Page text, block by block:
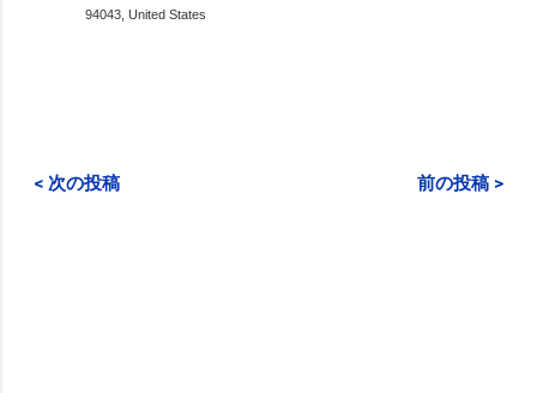
94043, United States
< 次の投稿 前の投稿 >